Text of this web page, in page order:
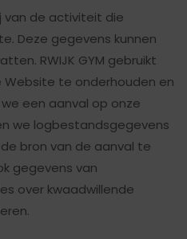
van de activiteit die
Deze gegevens kunnen
RWIJK GYM gebruikt
te onderhouden en
een aanval op onze
we logbestandsgegevens
bron van de aanval te
gegevens van
over kwaadwillende